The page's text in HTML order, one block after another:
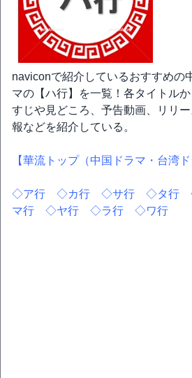
naviconで紹介しているおすすめの
マの【ハ行】を一覧！各タイトル
すじや見どころ、予告動画、リリ
報などを紹介している。
【華流トップ（中国ドラマ・台湾
◇ア行 ◇カ行 ◇サ行 ◇タ行
マ行
◇ヤ行 ◇ラ行 ◇ワ行